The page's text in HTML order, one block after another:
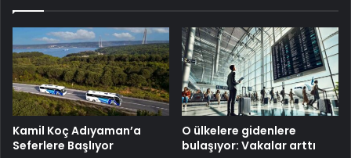
Kamil Koç Adıyaman’a
Seferlere Başlıyor
O ülkelere gidenlere
bulaşıyor: Vakalar arttı